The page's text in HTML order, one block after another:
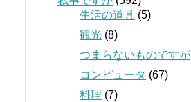
生活の道具 (5)
観光 (8)
つまらないものですが
コンピュータ (67)
料理 (7)